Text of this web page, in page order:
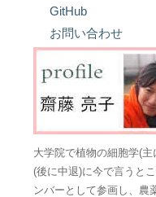
GitHub
お問い合わせ
大学院で植物の細胞学(
(後に中退)に今で言うと
ンバーとして参画し、農